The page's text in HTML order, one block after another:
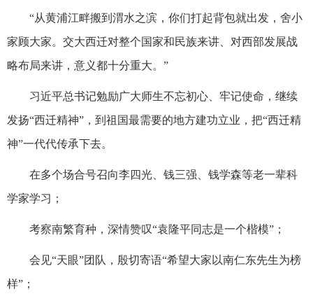
“从黄浦江畔搬到渭水之滨，你们打起背包就出发，舍小
家顾大家。交大西迁对整个国家和民族来讲、对西部发展战
略布局来讲，意义都十分重大。”
习近平总书记勉励广大师生不忘初心、牢记使命，继续
发扬“西迁精神”，到祖国最需要的地方建功立业，把“西迁精
神”一代代传承下去。
在多个场合号召向李四光、钱三强、钱学森等老一辈科
学家学习；
考察南繁育种，深情赞叹“袁隆平同志是一个楷模”；
会见“天眼”团队，殷切寄语“希望大家以南仁东先生为榜
样”；